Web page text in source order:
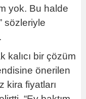
yok. Bu halde
sözleriyle
kalıcı bir çözüm
önerilen
kira fiyatları